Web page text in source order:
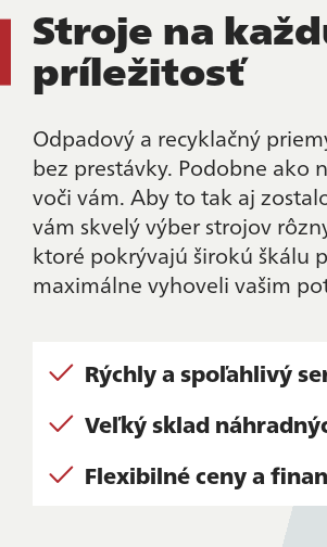
Stroje na
príležitosť
Odpadový a recyklačný
bez prestávky. Podobne ako
voči vám. Aby to tak aj
vám skvelý výber strojov
ktoré pokrývajú širokú škálu
maximálne vyhoveli vašim
Rýchly a spoľahlivý
Veľký sklad
Flexibilné ceny a